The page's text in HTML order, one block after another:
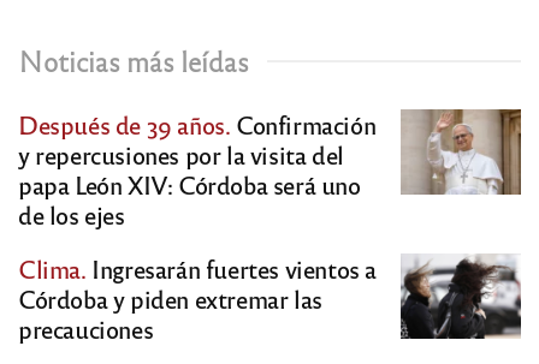
Noticias más leídas
Después de 39 años. Confirmación
y repercusiones por la visita del
papa León XIV: Córdoba será uno
de los ejes
Clima. Ingresarán fuertes vientos a
Córdoba y piden extremar las
precauciones